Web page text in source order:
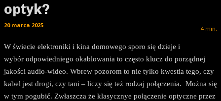
optyk?
4min.
20 marca 2025
W świecie elektroniki i kina domowego sporo się dzieje i
wybór odpowiedniego okablowania to często klucz do porządnej
jakości audio-wideo. Wbrew pozorom to nie tylko kwestia tego, czy
kabel jest drogi, czy tani – liczy się też rodzaj połączenia. Można się
w tym pogubić. Zwłaszcza że klasycznye połączenie optyczne przez